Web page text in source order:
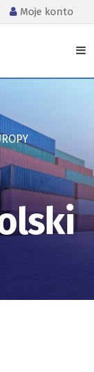
Moje konto